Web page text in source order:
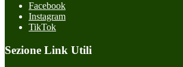
Facebook
Instagram
TikTok
Sezione Link Utili